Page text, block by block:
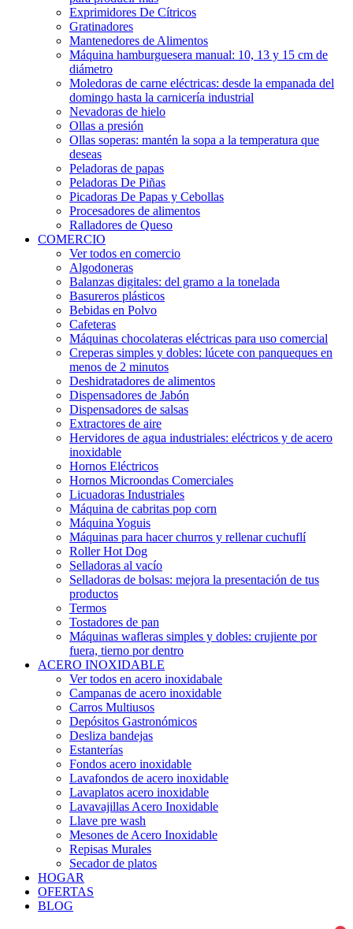
Exprimidores De Cítricos
Gratinadores
Mantenedores de Alimentos
Máquina hamburguesera manual: 10, 13 y 15 cm de
diámetro
Moledoras de carne eléctricas: desde la empanada del
domingo hasta la carnicería industrial
Nevadoras de hielo
Ollas a presión
Ollas soperas: mantén la sopa a la temperatura que
deseas
Peladoras de papas
Peladoras De Piñas
Picadoras De Papas y Cebollas
Procesadores de alimentos
Ralladores de Queso
COMERCIO
Ver todos en comercio
Algodoneras
Balanzas digitales: del gramo a la tonelada
Basureros plásticos
Bebidas en Polvo
Cafeteras
Máquinas chocolateras eléctricas para uso comercial
Creperas simples y dobles: lúcete con panqueques en
menos de 2 minutos
Deshidratadores de alimentos
Dispensadores de Jabón
Dispensadores de salsas
Extractores de aire
Hervidores de agua industriales: eléctricos y de acero
inoxidable
Hornos Eléctricos
Hornos Microondas Comerciales
Licuadoras Industriales
Máquina de cabritas pop corn
Máquina Yoguis
Máquinas para hacer churros y rellenar cuchuflí
Roller Hot Dog
Selladoras al vacío
Selladoras de bolsas: mejora la presentación de tus
productos
Termos
Tostadores de pan
Máquinas wafleras simples y dobles: crujiente por
fuera, tierno por dentro
ACERO INOXIDABLE
Ver todos en acero inoxidabale
Campanas de acero inoxidable
Carros Multiusos
Depósitos Gastronómicos
Desliza bandejas
Estanterías
Fondos acero inoxidable
Lavafondos de acero inoxidable
Lavaplatos acero inoxidable
Lavavajillas Acero Inoxidable
Llave pre wash
Mesones de Acero Inoxidable
Repisas Murales
Secador de platos
HOGAR
OFERTAS
BLOG